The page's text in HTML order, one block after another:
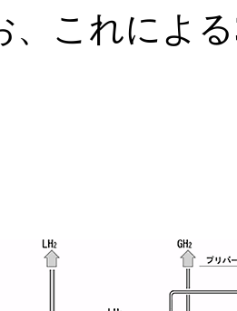
これによる